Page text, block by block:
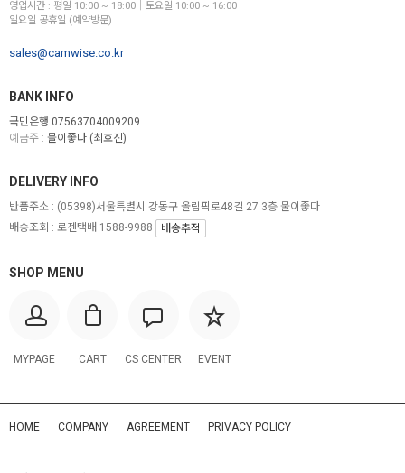
영업시간 : 평일 10:00 ~ 18:00│토요일 10:00 ~ 16:00
일요일 공휴일 (예약방문)
sales@camwise.co.kr
BANK INFO
국민은행 07563704009209
예금주 : 물이좋다 (최호진)
SHOP MENU
MYPAGE CART CS CENTER EVENT
DELIVERY INFO
반품주소 : (05398)서울특별시 강동구 올림픽로48길 27 3층 물이좋다
배송조회 : 로젠택배 1588-9988
배송추적
HOME COMPANY AGREEMENT PRIVACY POLICY